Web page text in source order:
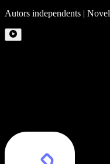
Autors independents |